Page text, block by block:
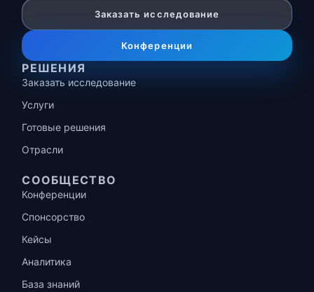
Заказать исследование
Конференции
РЕШЕНИЯ
Заказать исследование
Услуги
Готовые решения
Отрасли
СООБЩЕСТВО
Конференции
Спонсорство
Кейсы
Аналитика
База знаний